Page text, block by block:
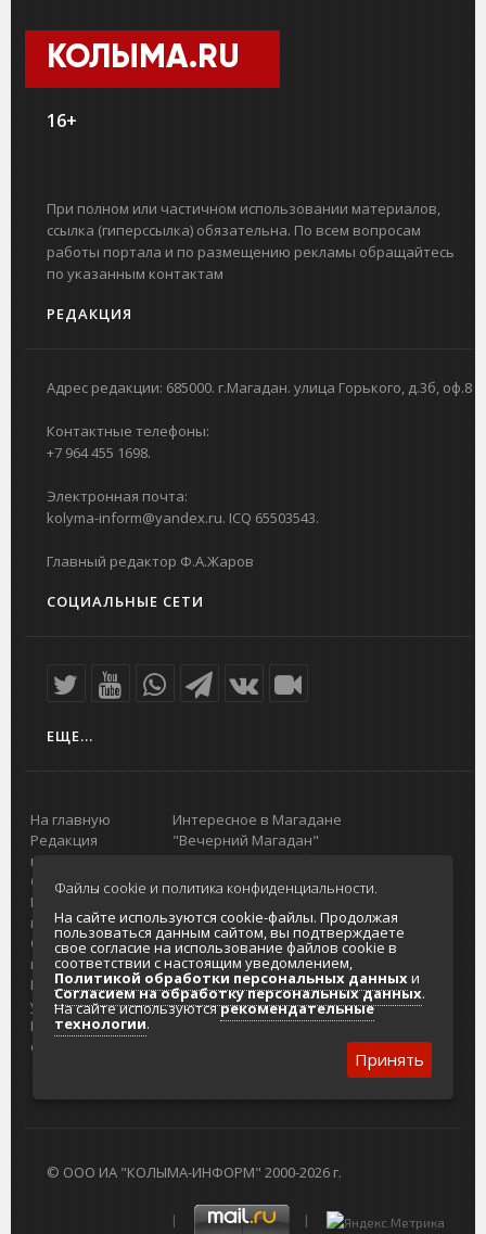
КОЛЫМА.RU
16+
При полном или частичном использовании материалов,
ссылка (гиперссылка) обязательна. По всем вопросам
работы портала и по размещению рекламы обращайтесь
по указанным контактам
РЕДАКЦИЯ
Адрес редакции: 685000. г.Магадан. улица Горького, д.3б, оф.8
Контактные телефоны:
+7 964 455 1698.
Электронная почта:
kolyma-inform@yandex.ru. ICQ 65503543.
Главный редактор Ф.А.Жаров
СОЦИАЛЬНЫЕ СЕТИ
ЕЩЕ...
На главную
Редакция
портала
О проекте
Реклама на
портале
Отзывы и
предложения
Интернет-
услуги
Разработка
сайтов
Интересное в Магадане
"Вечерний Магадан"
Городская доска объявлений
Реклама
Главный туристический портал
Колымы
Политика в отношении обработки
персональных данных
Согласие на обработку персональных
данных
© ООО ИА "КОЛЫМА-ИНФОРМ" 2000-2026 г.
Файлы cookie и политика конфиденциальности.
На сайте используются cookie-файлы. Продолжая
пользоваться данным сайтом, вы подтверждаете
свое согласие на использование файлов cookie в
соответствии с настоящим уведомлением,
Политикой обработки персональных данныхи
Согласием на обработку персональных данных.
На сайте используютсярекомендательные
технологии.
Принять